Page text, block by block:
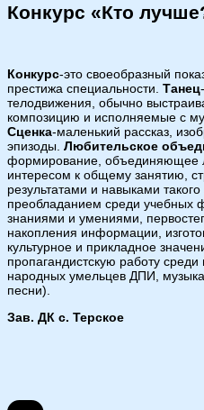
Конкурс «Кто
Конкурс-это своеобразный
престижа специальности. Танец
телодвижения, обычно
композицию и исполняемые с
Сценка-маленький рассказ,
эпизоды. Любительское
формирование, объединяющее
интересом к общему занятию,
результатами и навыками
преобладанием среди учебных
знаниями и умениями,
накопления информации,
культурное и прикладное
пропагандистскую работу
народных умельцев ДПИ,
песни).
Зав. ДК с. Терское
Хажиев